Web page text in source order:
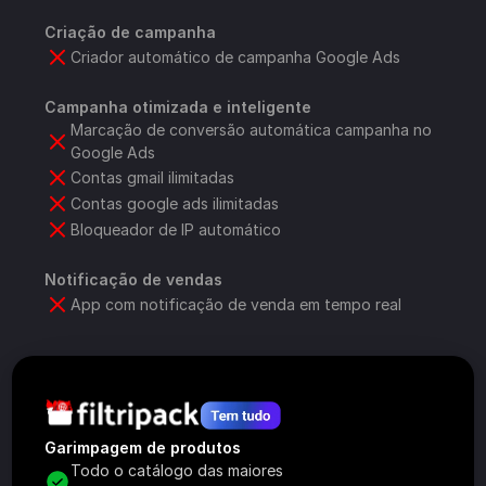
Criação de campanha
Criador automático de campanha Google Ads
Campanha otimizada e inteligente
Marcação de conversão automática campanha no
Google Ads
Contas gmail ilimitadas
Contas google ads ilimitadas
Bloqueador de IP automático
Notificação de vendas
App com notificação de venda em tempo real
Garimpagem de produtos
Todo o catálogo das maiores